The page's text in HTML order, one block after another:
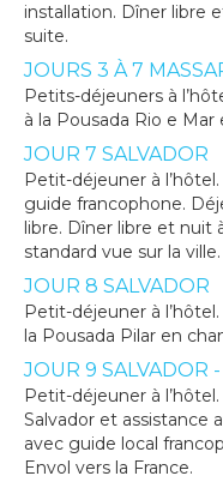
installation. Dîner libre
suite.
JOURS 3 À 7
Petits-déjeuners à
à la Pousada Rio e Mar
JOUR 7 SALVADOR
Petit-déjeuner à
guide francophone.
libre. Dîner libre et nuit
standard vue sur la ville.
JOUR 8 SALVADOR
Petit-déjeuner à
la Pousada Pilar en
JOUR 9 SALVADOR
Petit-déjeuner à
Salvador et assistance
avec guide local
Envol vers la France.